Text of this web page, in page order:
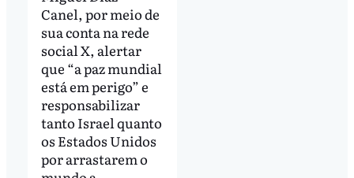
Canel, por meio de
sua conta na rede
social X, alertar
que “a paz mundial
está em perigo” e
responsabilizar
tanto Israel quanto
os Estados Unidos
por arrastarem o